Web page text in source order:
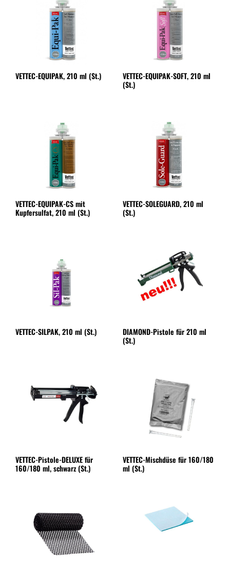
VETTEC-EQUIPAK, 210 ml (St.)
VETTEC-EQUIPAK-SOFT, 210 ml
(St.)
VETTEC-EQUIPAK-CS mit
Kupfersulfat, 210 ml (St.)
VETTEC-SOLEGUARD, 210 ml
(St.)
VETTEC-SILPAK, 210 ml (St.)
DIAMOND-Pistole für 210 ml
(St.)
VETTEC-Pistole-DELUXE für
160/180 ml, schwarz (St.)
VETTEC-Mischdüse für 160/180
ml (St.)